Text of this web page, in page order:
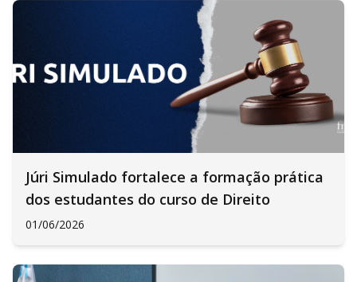
Júri Simulado fortalece a formação prática
dos estudantes do curso de Direito
01/06/2026